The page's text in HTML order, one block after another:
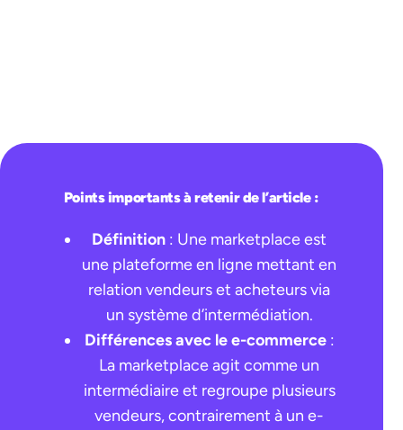
Points importants à retenir de l’article :
Définition : Une marketplace est
une plateforme en ligne mettant en
relation vendeurs et acheteurs via
un système d’intermédiation.
Différences avec le e-commerce:
La marketplace agit comme un
intermédiaire et regroupe plusieurs
vendeurs, contrairement à un e-